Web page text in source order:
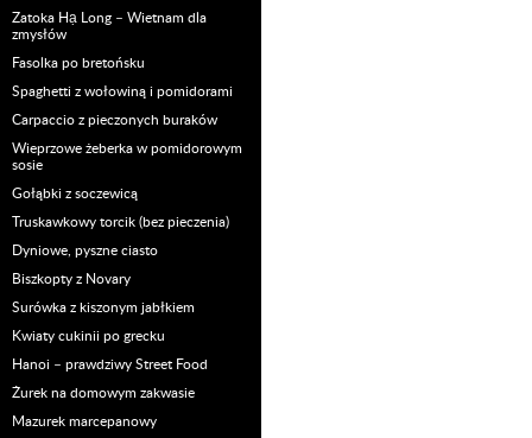
Zatoka Hạ Long – Wietnam dla
zmysłów
Fasolka po bretońsku
Spaghetti z wołowiną i pomidorami
Carpaccio z pieczonych buraków
Wieprzowe żeberka w pomidorowym
sosie
Gołąbki z soczewicą
Truskawkowy torcik (bez pieczenia)
Dyniowe, pyszne ciasto
Biszkopty z Novary
Surówka z kiszonym jabłkiem
Kwiaty cukinii po grecku
Hanoi – prawdziwy Street Food
Żurek na domowym zakwasie
Mazurek marcepanowy